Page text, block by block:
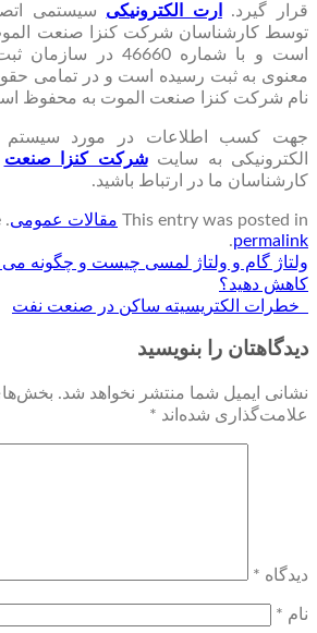
قرار گیرد.
ارت الکترونیکی سیستمی
توسط کارشناسان شرکت کنزا صنعت
است و با شماره 46660
معنوی به ثبت رسیده است و در تمامی
نام شرکت کنزا صنعت الموت به محفوظ
جهت کسب اطلاعات در مورد سیستم
الکترونیکی به سایتشرکت کنزا صنعت
کارشناسان ما در ارتباط باشید.
This entry was posted in مقالات عمومی. Bookmark the
permalink
.
ولتاژ گام و ولتاژ لمسی چیست و چگونه می
کاهش دهید؟
خطرات الکتریسیته ساکن در صنعت نفت
دیدگاهتان را بنویسید
نشانی ایمیل شما منتشر نخواهد شد.
علامت‌گذاری شده‌اند *
دیدگاه *
نام *